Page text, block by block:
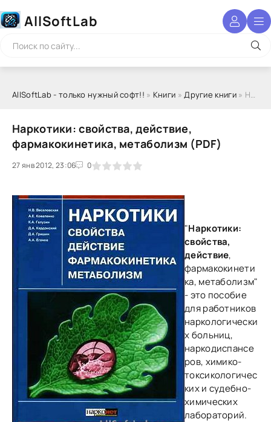
AllSoftLab
AllSoftLab - только нужный софт!! » Книги »Другие книги» Наркотики: свойства, действие, фармакокинетика, метаболизм (PDF)
Наркотики: свойства, действие,
фармакокинетика, метаболизм (PDF)
27 янв 2012, 23:06 0
1 2 3 4 5
"Наркотики:
свойства,
действие,
фармакокинети
ка, метаболизм"
- это пособие
для работников
наркологически
х больниц,
наркодиспансе
ров, химико-
токсикологичес
ких и судебно-
химических
лабораторий.